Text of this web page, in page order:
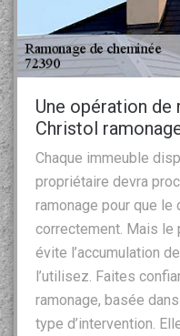
Une opération de
Christol
Chaque immeuble
propriétaire devra
ramonage pour que
correctement. Mais le
évite l’accumulation
l’utilisez. Faites
ramonage, basée
type d’intervention.